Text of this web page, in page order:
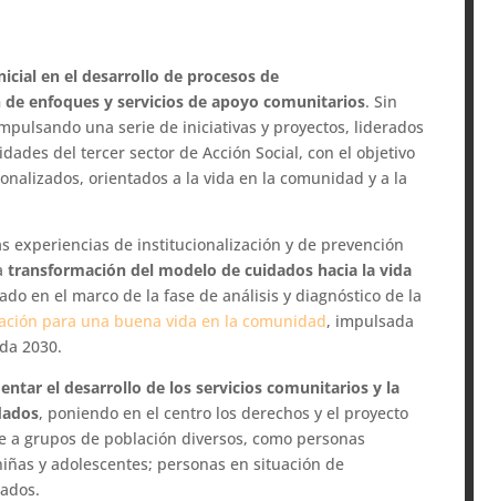
en el desarrollo de procesos de
enfoques y servicios de apoyo comunitarios. Sin
una serie de iniciativas y proyectos, liderados
del tercer sector de Acción Social, con el objetivo
orientados a la vida en la comunidad y a la
experiencias de institucionalización y de prevención
transformación del modelo de cuidados hacia la vida
en el marco de la fase de análisis y diagnóstico de la
para una buena vida en la comunidad, impulsada
2030.
el desarrollo de los servicios comunitarios y la
, poniendo en el centro los derechos y el proyecto
grupos de población diversos, como personas
y adolescentes; personas en situación de